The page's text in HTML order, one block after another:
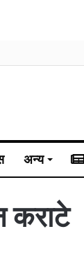
अन्य
कराटे